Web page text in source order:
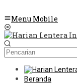
Menu Mobile
Beranda